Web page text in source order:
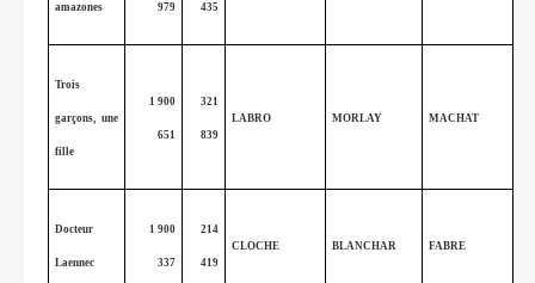
amazones 979 435
Trois
garçons, une
fille
1 900
651
321
839
LABRO MORLAY MACHAT
Docteur
Laennec
1 900
337
214
419
CLOCHE BLANCHAR FABRE